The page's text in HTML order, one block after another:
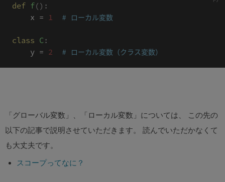
def f( ) :
    x
= 1 # ローカル変数
class C:
    y
= 2 # ローカル変数（クラス変数）
「グローバル変数」、「ローカル変数」については、 この先の
以下の記事で説明させていただきます。 読んでいただかなくて
も大丈夫です。
スコープってなに？